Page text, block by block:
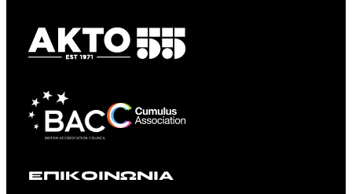
ΕΠΙΚΟΙΝΩΝΙΑ